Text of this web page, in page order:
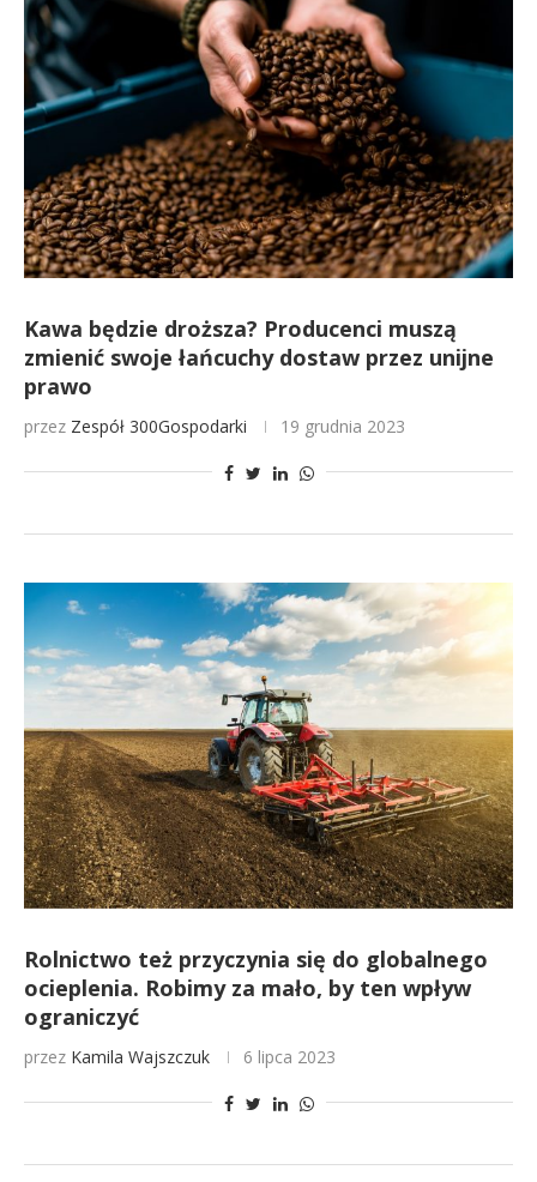
Kawa będzie droższa? Producenci muszą
zmienić swoje łańcuchy dostaw przez unijne
prawo
przez Zespół 300Gospodarki 19 grudnia 2023
Rolnictwo też przyczynia się do globalnego
ocieplenia. Robimy za mało, by ten wpływ
ograniczyć
przez Kamila Wajszczuk 6 lipca 2023